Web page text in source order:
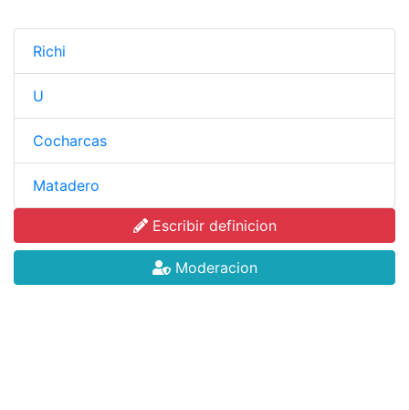
Richi
U
Cocharcas
Matadero
Escribir definicion
Moderacion